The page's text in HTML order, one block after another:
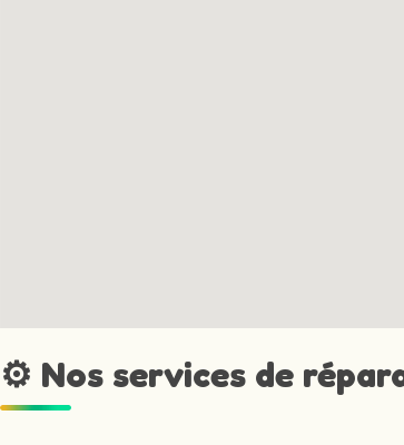
⚙️ Nos services de